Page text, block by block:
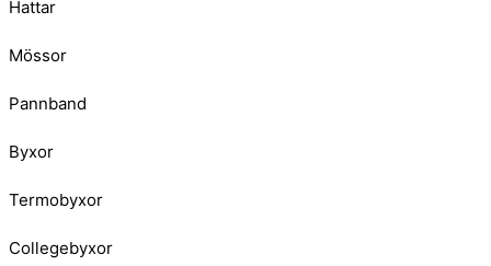
Hattar
Mössor
Pannband
Byxor
Termobyxor
Collegebyxor